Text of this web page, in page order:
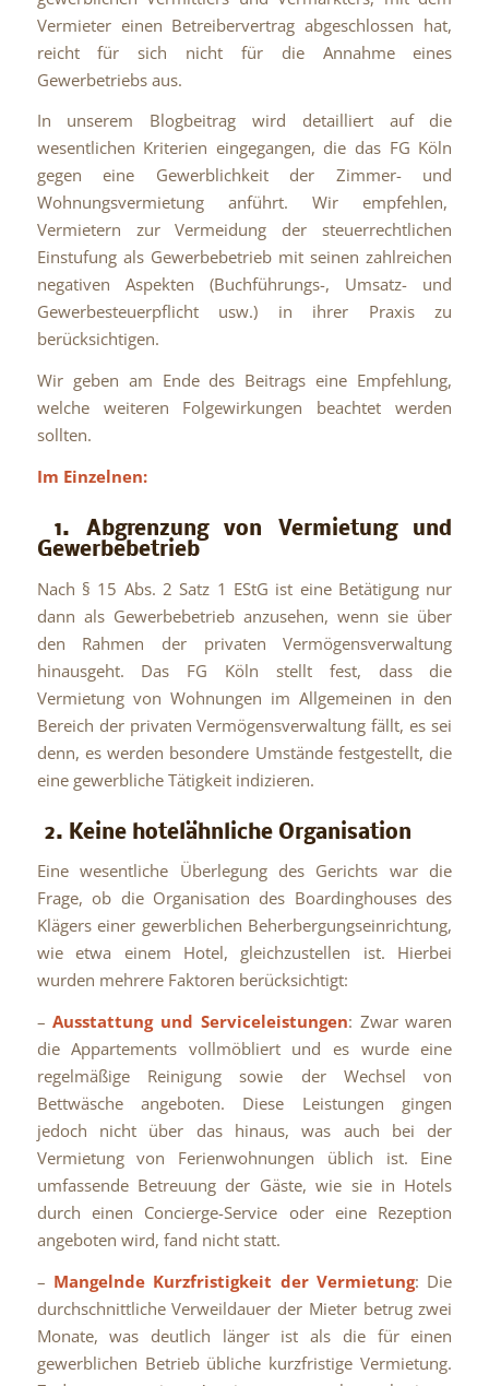
Vermieter einen Betreibervertrag abgeschlossen hat,
reicht für sich nicht für die Annahme eines
Gewerbetriebs aus.
In unserem Blogbeitrag wird detailliert auf die
wesentlichen Kriterien eingegangen, die das FG Köln
gegen eine Gewerblichkeit der Zimmer- und
Wohnungsvermietung anführt. Wir empfehlen,
Vermietern zur Vermeidung der steuerrechtlichen
Einstufung als Gewerbebetrieb mit seinen zahlreichen
negativen Aspekten (Buchführungs-, Umsatz- und
Gewerbesteuerpflicht usw.) in ihrer Praxis zu
berücksichtigen.
Wir geben am Ende des Beitrags eine Empfehlung,
welche weiteren Folgewirkungen beachtet werden
sollten.
Im Einzelnen:
1. Abgrenzung von Vermietung und
Gewerbebetrieb
Nach § 15 Abs. 2 Satz 1 EStG ist eine Betätigung nur
dann als Gewerbebetrieb anzusehen, wenn sie über
den Rahmen der privaten Vermögensverwaltung
hinausgeht. Das FG Köln stellt fest, dass die
Vermietung von Wohnungen im Allgemeinen in den
Bereich der privaten Vermögensverwaltung fällt, es sei
denn, es werden besondere Umstände festgestellt, die
eine gewerbliche Tätigkeit indizieren.
2. Keine hotelähnliche Organisation
Eine wesentliche Überlegung des Gerichts war die
Frage, ob die Organisation des Boardinghouses des
Klägers einer gewerblichen Beherbergungseinrichtung,
wie etwa einem Hotel, gleichzustellen ist. Hierbei
wurden mehrere Faktoren berücksichtigt:
–Ausstattung und Serviceleistungen: Zwar waren
die Appartements vollmöbliert und es wurde eine
regelmäßige Reinigung sowie der Wechsel von
Bettwäsche angeboten. Diese Leistungen gingen
jedoch nicht über das hinaus, was auch bei der
Vermietung von Ferienwohnungen üblich ist. Eine
umfassende Betreuung der Gäste, wie sie in Hotels
durch einen Concierge-Service oder eine Rezeption
angeboten wird, fand nicht statt.
– Mangelnde Kurzfristigkeit der Vermietung: Die
durchschnittliche Verweildauer der Mieter betrug zwei
Monate, was deutlich länger ist als die für einen
gewerblichen Betrieb übliche kurzfristige Vermietung.